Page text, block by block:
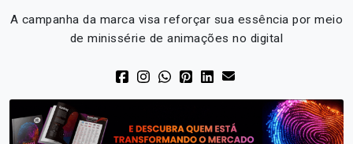
A campanha da marca visa reforçar sua essência por meio
de minissérie de animações no digital